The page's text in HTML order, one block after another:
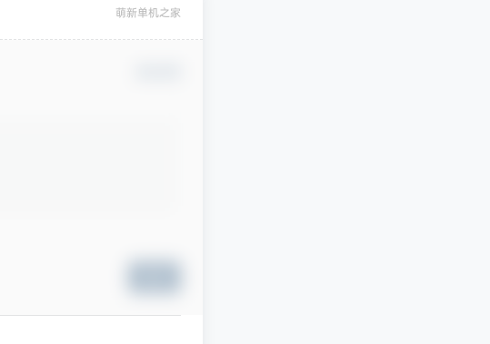
萌新单机之家